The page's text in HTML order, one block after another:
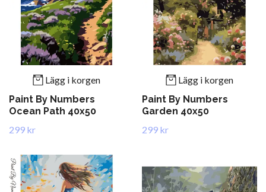
Lägg i korgen
Paint By Numbers
Ocean Path 40x50
299 kr
Lägg i korgen
Paint By Numbers
Garden 40x50
299 kr